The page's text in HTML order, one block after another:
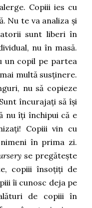
Copiii ies cu
Nu te va analiza și
sunt liberi în
nu în masă.
un copil pe partea
multă susținere.
nu să copieze
încurajați să își
nu îți închipui că e
Copiii vin cu
în prima zi.
se pregătește
copiii însoțiți de
îi cunosc deja pe
de copiii în